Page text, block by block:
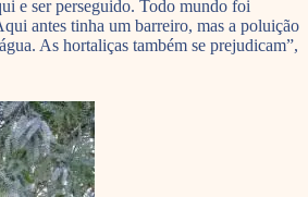
e ser perseguido. Todo mundo foi
antes tinha um barreiro, mas a poluição
As hortaliças também se prejudicam”,